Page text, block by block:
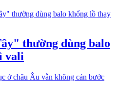
thường dùng balo
vali